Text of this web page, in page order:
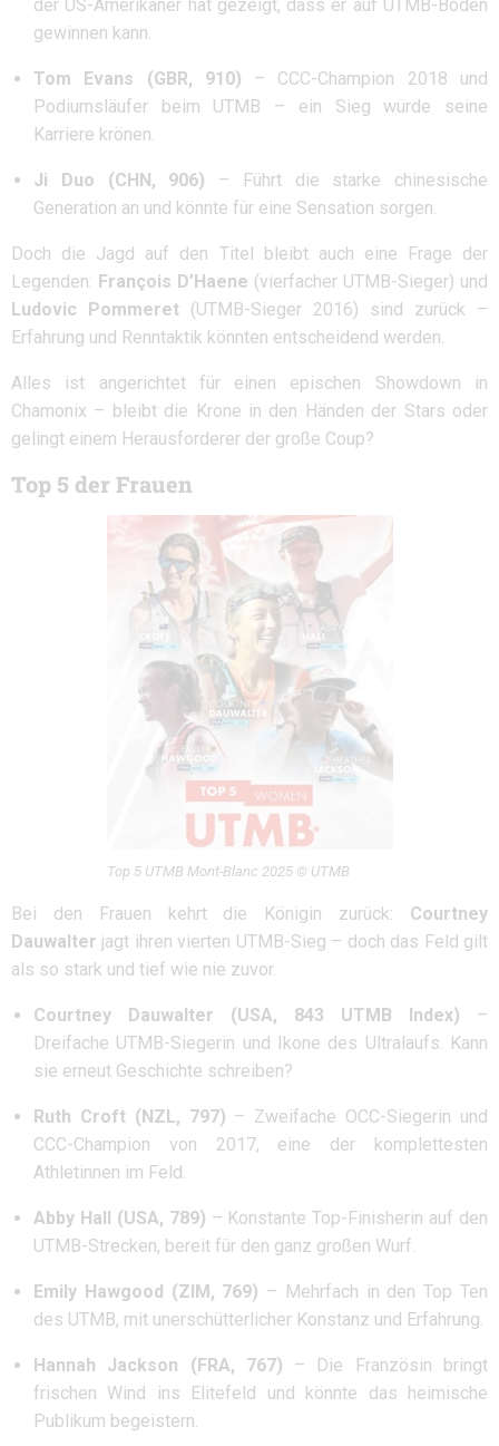
der US-Amerikaner hat gezeigt, dass er auf UTMB-Boden
gewinnen kann.
Tom Evans (GBR, 910) – CCC-Champion 2018 und
Podiumsläufer beim UTMB – ein Sieg würde seine
Karriere krönen.
Ji Duo (CHN, 906) – Führt die starke chinesische
Generation an und könnte für eine Sensation sorgen.
Doch die Jagd auf den Titel bleibt auch eine Frage der
Legenden: François D’Haene (vierfacher UTMB-Sieger) und
Ludovic Pommeret (UTMB-Sieger 2016) sind zurück –
Erfahrung und Renntaktik könnten entscheidend werden.
Alles ist angerichtet für einen epischen Showdown in
Chamonix – bleibt die Krone in den Händen der Stars oder
gelingt einem Herausforderer der große Coup?
Top 5 der Frauen
Top 5 UTMB Mont-Blanc 2025 © UTMB
Bei den Frauen kehrt die Königin zurück: Courtney
Dauwalter jagt ihren vierten UTMB-Sieg – doch das Feld gilt
als so stark und tief wie nie zuvor.
Courtney Dauwalter (USA, 843 UTMB Index) –
Dreifache UTMB-Siegerin und Ikone des Ultralaufs. Kann
sie erneut Geschichte schreiben?
Ruth Croft (NZL, 797) – Zweifache OCC-Siegerin und
CCC-Champion von 2017, eine der komplettesten
Athletinnen im Feld.
Abby Hall (USA, 789) – Konstante Top-Finisherin auf den
UTMB-Strecken, bereit für den ganz großen Wurf.
Emily Hawgood (ZIM, 769) – Mehrfach in den Top Ten
des UTMB, mit unerschütterlicher Konstanz und Erfahrung.
Hannah Jackson (FRA, 767) – Die Französin bringt
frischen Wind ins Elitefeld und könnte das heimische
Publikum begeistern.